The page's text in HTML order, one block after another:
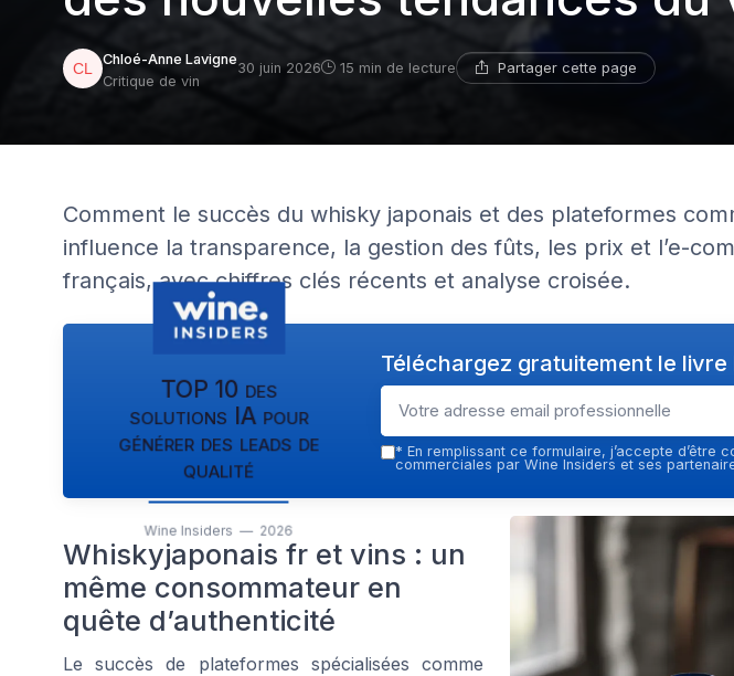
Chloé-Anne Lavigne
Critique de vin
30 juin 2026 15 min de lecture Partager cette page
Comment le succès du whisky japonais et des plateformes
influence la transparence, la gestion des fûts, les prix et l’e-
français, avec chiffres clés récents et analyse croisée.
TOP 10 des
solutions IA pour
générer des leads de
qualité
Wine Insiders — 2026
Téléchargez gratuitement le livre
* En remplissant ce formulaire, j’accepte d’être
commerciales par Wine Insiders et ses
Whiskyjaponais fr et vins : un
même consommateur en
quête d’authenticité
Le succès de plateformes spécialisées comme